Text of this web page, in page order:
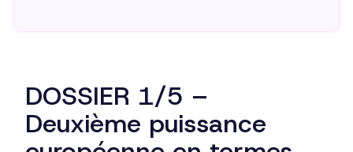
DOSSIER 1/5 –
Deuxième puissance